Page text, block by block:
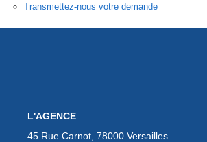
Transmettez-nous votre demande
L'AGENCE
45 Rue Carnot, 78000 Versailles